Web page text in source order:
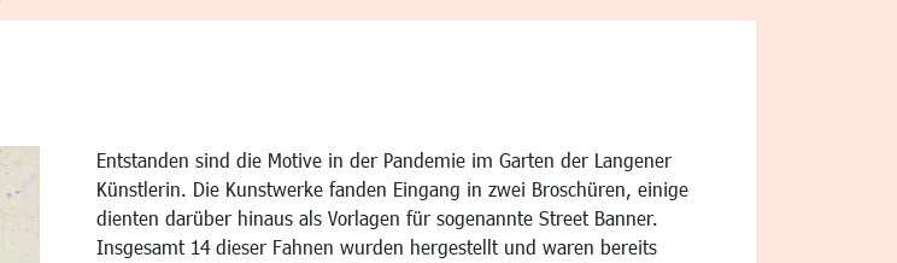
Entstanden sind die Motive in der Pandemie im Garten der Langener
Künstlerin. Die Kunstwerke fanden Eingang in zwei Broschüren, einige
dienten darüber hinaus als Vorlagen für sogenannte Street Banner.
Insgesamt 14 dieser Fahnen wurden hergestellt und waren bereits